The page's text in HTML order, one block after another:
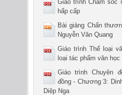
Giáo trình Chăm sóc
hấp cấp
Bài giảng Chấn
Nguyễn Văn Quang
Giáo trình Thể loại
loại tác phẩm văn học
Giáo trình Chuyên
đồng - Chương 3:
Diệp Nga